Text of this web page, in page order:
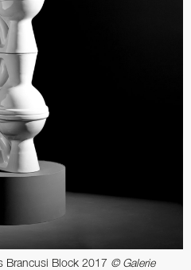
Brancusi Block 2017 © Galerie